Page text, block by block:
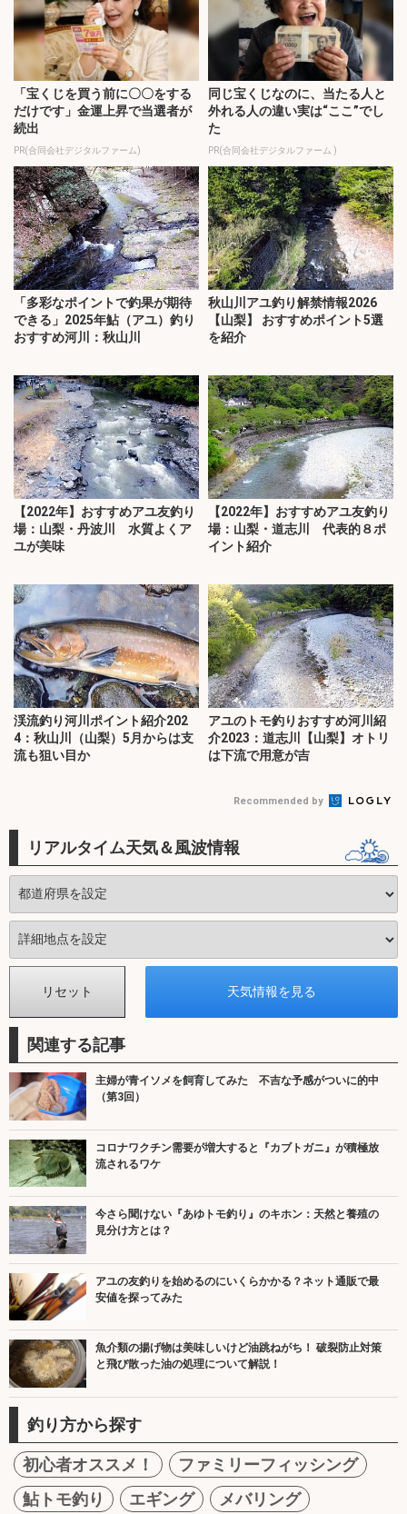
「宝くじを買う前に〇〇をする
だけです」金運上昇で当選者が
続出
PR(合同会社デジタルファーム)
同じ宝くじなのに、当たる人と
外れる人の違い実は“ここ”でし
た
PR(合同会社デジタルファーム )
「多彩なポイントで釣果が期待
できる」2025年鮎（アユ）釣り
おすすめ河川：秋山川
秋山川アユ釣り解禁情報2026
【山梨】 おすすめポイント5選
を紹介
【2022年】おすすめアユ友釣り
場：山梨・丹波川 水質よくア
ユが美味
【2022年】おすすめアユ友釣り
場：山梨・道志川 代表的８ポ
イント紹介
渓流釣り河川ポイント紹介202
4：秋山川（山梨）5月からは支
流も狙い目か
アユのトモ釣りおすすめ河川紹
介2023：道志川【山梨】オトリ
は下流で用意が吉
Recommended by
リアルタイム天気＆風波情報
関連する記事
主婦が青イソメを飼育してみた 不吉な予感がついに的中
（第3回）
コロナワクチン需要が増大すると『カブトガニ』が積極放
流されるワケ
今さら聞けない『あゆトモ釣り』のキホン：天然と養殖の
見分け方とは？
アユの友釣りを始めるのにいくらかかる？ネット通販で最
安値を探ってみた
魚介類の揚げ物は美味しいけど油跳ねがち！ 破裂防止対策
と飛び散った油の処理について解説！
釣り方から探す
初心者オススメ！
ファミリーフィッシング
鮎トモ釣り
エギング
メバリング